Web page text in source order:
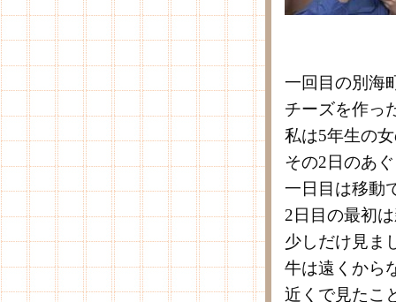
一回目の別海
チーズを作っ
私は5年生の
その2日のあ
一日目は移動
2日目の最初
少しだけ見ま
牛は遠くから
近くで見たこ